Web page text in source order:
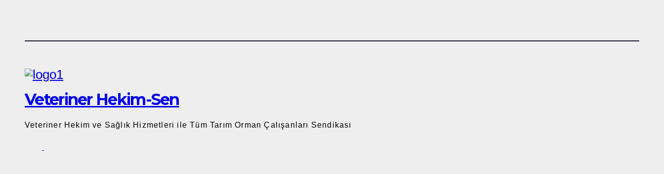
Veteriner Hekim-Sen
Veteriner Hekim ve Sağlık Hizmetleri ile Tüm Tarım Orman Çalışanları Sendikası